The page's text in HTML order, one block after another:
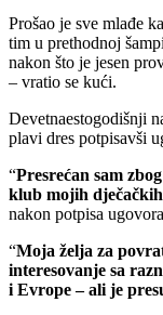
Prošao je sve mlađe
tim u prethodnoj
nakon što je jesen
– vratio se kući.
Devetnaestogodišnji
plavi dres potpisavši
“Presrećan sam
klub mojih dječačkih
nakon potpisa
“Moja želja za
interesovanje sa
i Evrope – ali je